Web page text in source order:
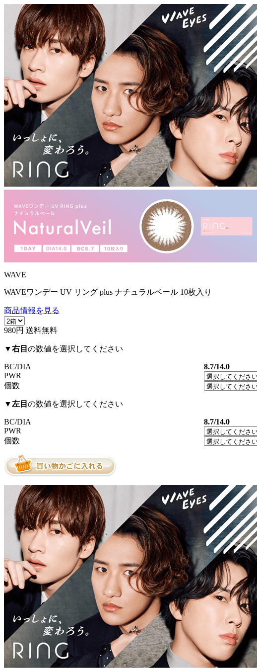
WAVE
WAVEワンデー UV リング plus ナチュラルベール 10枚入り
商品情報を見る
980円 送料無料
▼右目 の数値を選択してください
BC/DIA
8.7/14.0
PWR
個数
▼左目 の数値を選択してください
BC/DIA
8.7/14.0
PWR
個数